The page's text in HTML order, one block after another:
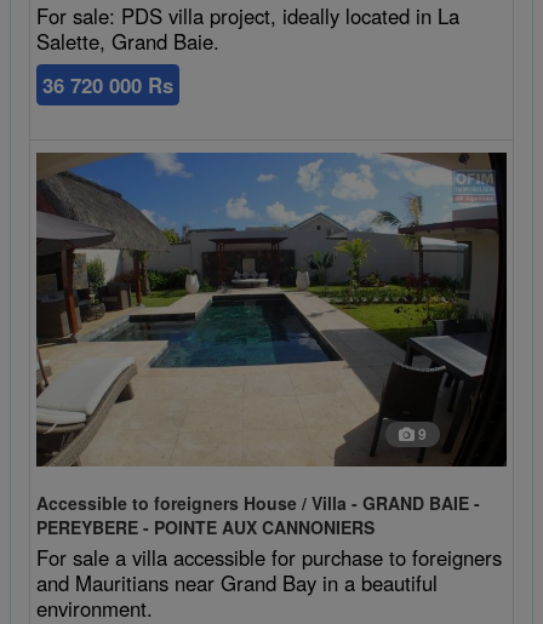
For sale: PDS villa project, ideally located in La
Salette, Grand Baie.
36 720 000 Rs
9
Accessible to foreigners House / Villa - GRAND BAIE -
PEREYBERE - POINTE AUX CANNONIERS
For sale a villa accessible for purchase to foreigners
and Mauritians near Grand Bay in a beautiful
environment.